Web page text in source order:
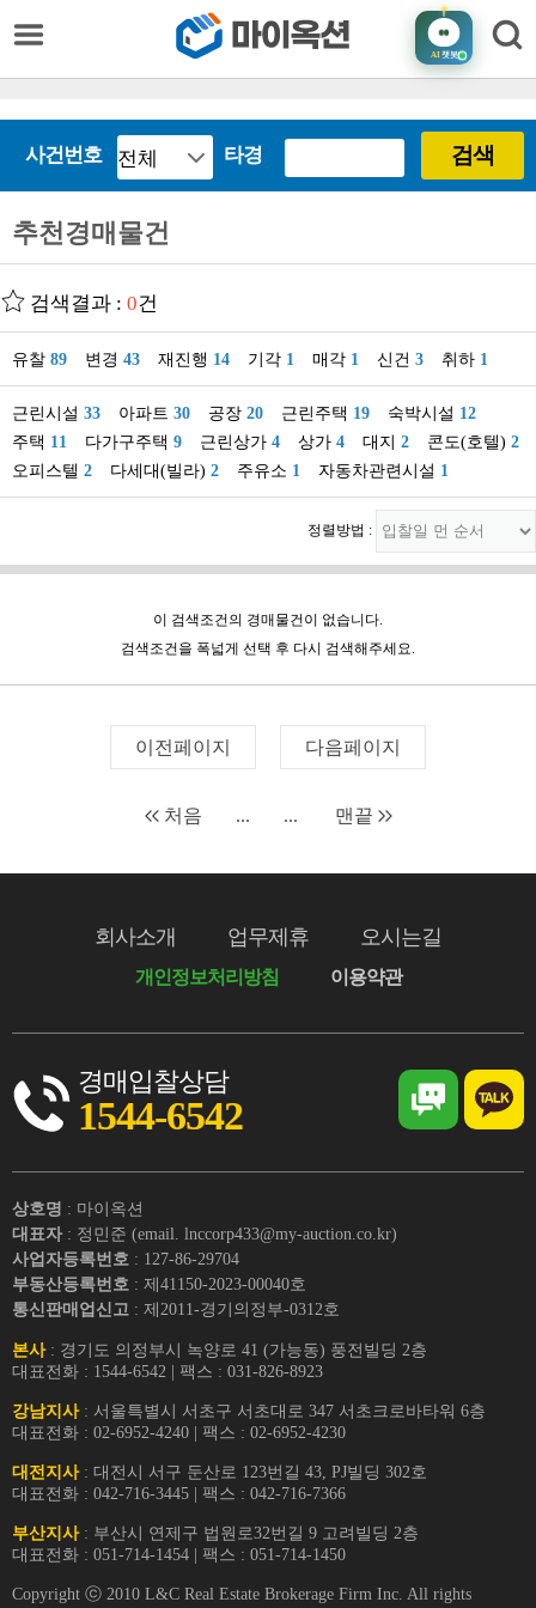
AI챗봇
사건번호 타경 검색
추천경매물건
검색결과 : 0건
유찰 89 변경 43 재진행 14 기각 1 매각 1 신건 3 취하 1
근린시설 33 아파트 30 공장 20 근린주택 19 숙박시설 12
주택 11 다가구주택 9 근린상가 4 상가 4 대지 2 콘도(호텔) 2
오피스텔 2 다세대(빌라) 2 주유소 1 자동차관련시설 1
정렬방법 :
이 검색조건의 경매물건이 없습니다.
검색조건을 폭넓게 선택 후 다시 검색해주세요.
이전페이지 다음페이지
처음 ... ... 맨끝
회사소개 업무제휴 오시는길
개인정보처리방침 이용약관
경매입찰상담
1544-6542
상호명 : 마이옥션
대표자 : 정민준 (email. lnccorp433@my-auction.co.kr)
사업자등록번호 : 127-86-29704
부동산등록번호 : 제41150-2023-00040호
통신판매업신고 : 제2011-경기의정부-0312호
본사: 경기도 의정부시 녹양로 41 (가능동) 풍전빌딩 2층
대표전화 : 1544-6542 | 팩스 : 031-826-8923
강남지사: 서울특별시 서초구 서초대로 347 서초크로바타워 6층
대표전화 : 02-6952-4240 | 팩스 : 02-6952-4230
대전지사: 대전시 서구 둔산로 123번길 43, PJ빌딩 302호
대표전화 : 042-716-3445 | 팩스 : 042-716-7366
부산지사: 부산시 연제구 법원로32번길 9 고려빌딩 2층
대표전화 : 051-714-1454 | 팩스 : 051-714-1450
Copyright ⓒ 2010 L&C Real Estate Brokerage Firm Inc. All rights